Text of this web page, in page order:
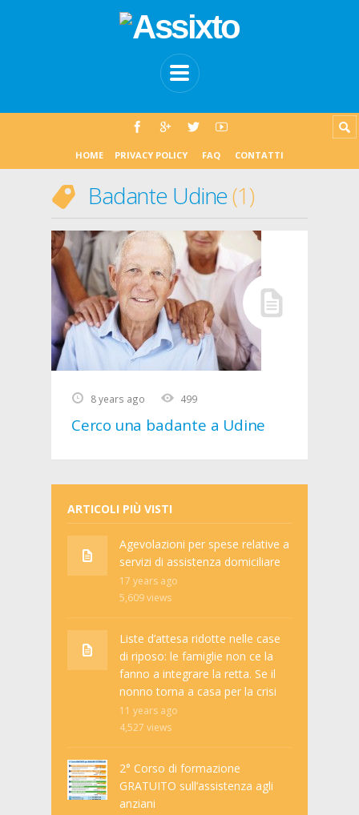
HOME PRIVACY POLICY FAQ CONTATTI
Badante Udine 1
8 years ago 499
Cerco una badante a Udine
ARTICOLI PIÙ VISTI
Agevolazioni per spese relative a
servizi di assistenza domiciliare
17 years ago
5,609views
Liste d’attesa ridotte nelle case
di riposo: le famiglie non ce la
fanno a integrare la retta. Se il
nonno torna a casa per la crisi
11 years ago
4,527 views
2° Corso di formazione
GRATUITO sull’assistenza agli
anziani